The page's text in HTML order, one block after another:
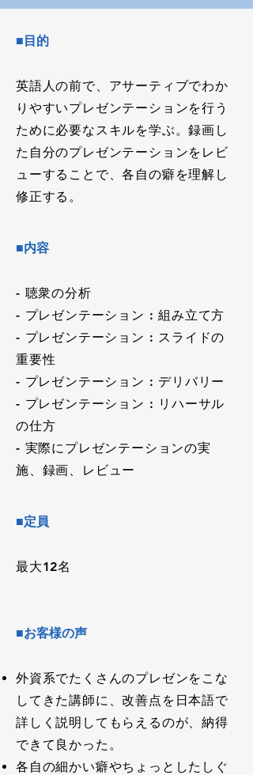
■目的
英語人の前で、アサーティブでわか
りやすいプレゼンテーションを行う
ために必要なスキルを学ぶ。録画し
た自分のプレゼンテーションをレビ
ューすることで、各自の癖を理解し
修正する。
■内容
- 聴衆の分析
- プレゼンテーション : 組み立て方
- プレゼンテーション : スライドの
重要性
- プレゼンテーション : デリバリー
- プレゼンテーション : リハーサル
の仕方
- 実際にプレゼンテーションの実
施、録画、レビュー
■定員
最大12名
■お客様の声
外資系でたくさんのプレゼンをこな
してきた講師に、改善点を日本語で
詳しく説明してもらえるのが、納得
できて良かった。
各自の細かい癖やちょっとしたしぐ